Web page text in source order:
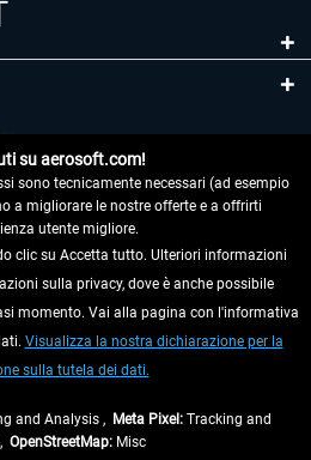
su aerosoft.com!
sono tecnicamente necessari (ad esempio
a migliorare le nostre offerte e a offrirti
utente migliore.
clic su Accetta tutto. Ulteriori informazioni
sulla privacy, dove è anche possibile
momento. Vai alla pagina con l'informativa
Visualizza la nostra dichiarazione per la
sulla tutela dei dati.
and Analysis , Meta Pixel: Tracking and
OpenStreetMap:Misc